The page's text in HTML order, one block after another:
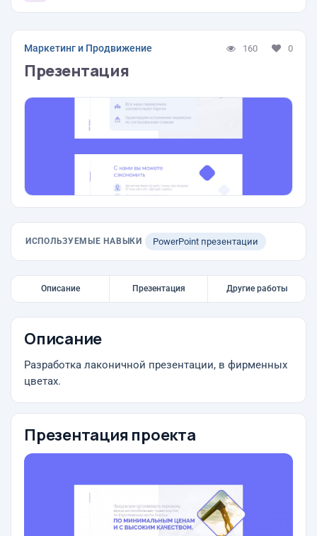
Маркетинг и Продвижение 160 0
Презентация
ИСПОЛЬЗУЕМЫЕ НАВЫКИ PowerPoint презентации
Описание Презентация Другие работы
Описание
Разработка лаконичной презентации, в фирменных
цветах.
Презентация проекта